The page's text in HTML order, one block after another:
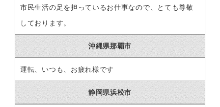
市民生活の足を担っているお仕事なので、とても尊敬
しております。
沖縄県那覇市
運転、いつも、お疲れ様です
静岡県浜松市